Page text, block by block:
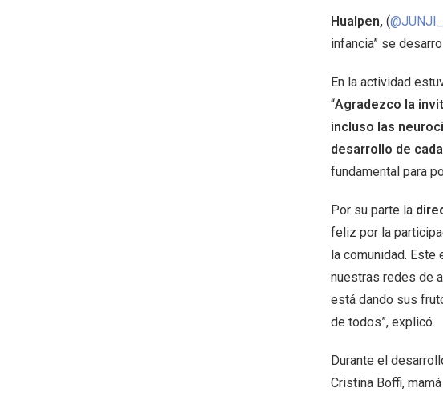
Hualpen, (
infancia” se
En la actividad
“Agradezco la
incluso las
desarrollo de
fundamental para
Por su parte la
feliz por la
la comunidad. Este
nuestras redes de
está dando sus
de todos”, explicó.
Durante el
Cristina Boffi,